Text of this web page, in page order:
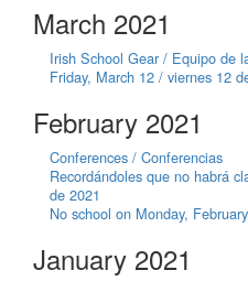
March 2021
Irish School Gear / Equipo de
Friday, March 12 / viernes 12
February 2021
Conferences / Conferencias
Recordándoles que no habrá
de 2021
No school on Monday,
January 2021